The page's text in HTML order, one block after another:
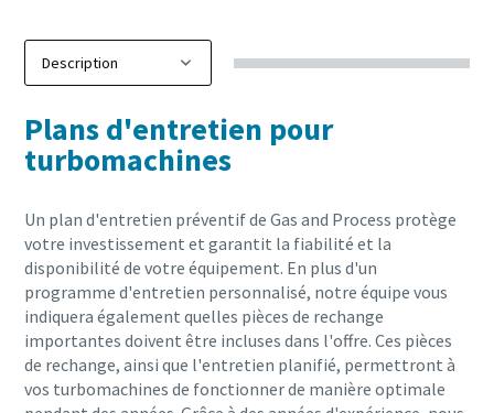
Plans d'entretien pour
turbomachines
Un plan d'entretien préventif de Gas and Process protège
votre investissement et garantit la fiabilité et la
disponibilité de votre équipement. En plus d'un
programme d'entretien personnalisé, notre équipe vous
indiquera également quelles pièces de rechange
importantes doivent être incluses dans l'offre. Ces pièces
de rechange, ainsi que l'entretien planifié, permettront à
vos turbomachines de fonctionner de manière optimale